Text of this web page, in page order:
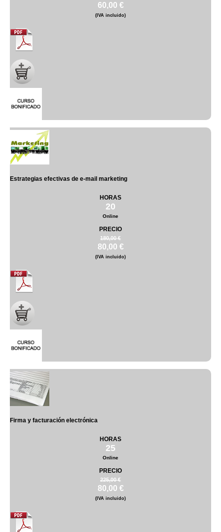
60,00 €
(IVA incluido)
Estrategias efectivas de e-mail marketing
HORAS
20
Online
PRECIO
180,00 €
80,00 €
(IVA incluido)
Firma y facturación electrónica
HORAS
25
Online
PRECIO
225,00 €
80,00 €
(IVA incluido)